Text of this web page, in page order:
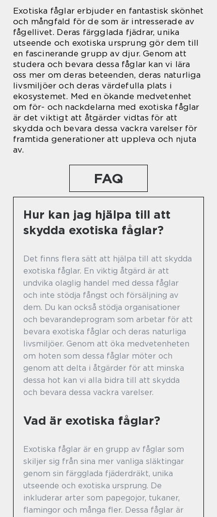
Exotiska fåglar erbjuder en fantastisk skönhet
och mångfald för de som är intresserade av
fågellivet. Deras färgglada fjädrar, unika
utseende och exotiska ursprung gör dem till
en fascinerande grupp av djur. Genom att
studera och bevara dessa fåglar kan vi lära
oss mer om deras beteenden, deras naturliga
livsmiljöer och deras värdefulla plats i
ekosystemet. Med en ökande medvetenhet
om för- och nackdelarna med exotiska fåglar
är det viktigt att åtgärder vidtas för att
skydda och bevara dessa vackra varelser för
framtida generationer att uppleva och njuta
av.
FAQ
Hur kan jag hjälpa till att
skydda exotiska fåglar?
Det finns flera sätt att hjälpa till att skydda
exotiska fåglar. En viktig åtgärd är att
undvika olaglig handel med dessa fåglar
och inte stödja fångst och försäljning av
dem. Du kan också stödja organisationer
och bevarandeprogram som arbetar för att
bevara exotiska fåglar och deras naturliga
livsmiljöer. Genom att öka medvetenheten
om hoten som dessa fåglar möter och
genom att delta i åtgärder för att minska
dessa hot kan vi alla bidra till att skydda
och bevara dessa vackra varelser.
Vad är exotiska fåglar?
Exotiska fåglar är en grupp av fåglar som
skiljer sig från sina mer vanliga släktingar
genom sin färgglada fjäderdräkt, unika
utseende och exotiska ursprung. De
inkluderar arter som papegojor, tukaner,
flamingor och många fler. Dessa fåglar är